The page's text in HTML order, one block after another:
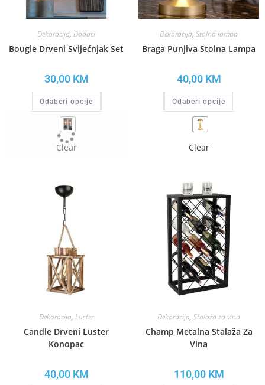
Dekoracija, Dodaci
Bougie Drveni Svijećnjak Set
30,00 KM
Odaberi opcije
Clear
Dekoracija, Stolna lampa
Braga Punjiva Stolna Lampa
40,00 KM
Odaberi opcije
Clear
Dekoracija, Luster
Candle Drveni Luster
Konopac
40,00 KM
Dekoracija, Stalaža za vina
Champ Metalna Stalaža Za
Vina
110,00 KM